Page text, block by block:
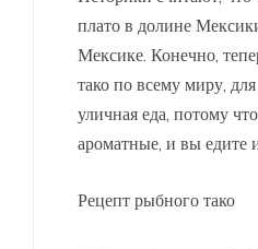
плато в долине
Мексике. Конечно,
тако по всему миру,
уличная еда, потому
ароматные, и вы едите
Рецепт рыбного тако